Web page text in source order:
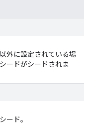
外に設定されている場
ードがシードされま
ード。